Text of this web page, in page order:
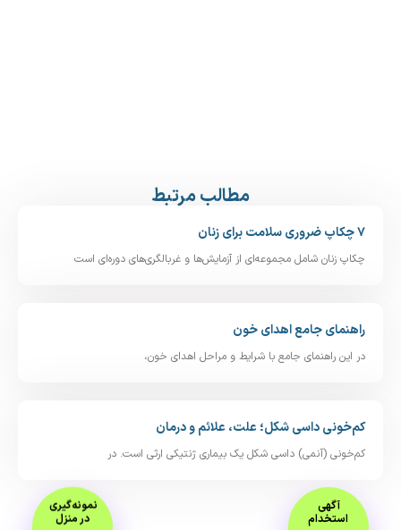
مطالب مرتبط
۷ چکاپ ضروری سلامت برای زنان
چکاپ زنان شامل مجموعه‌ای از آزمایش‌ها و غربالگری‌های دوره‌ای است
راهنمای جامع اهدای خون
در این راهنمای جامع با شرایط و مراحل اهدای خون،
کم‌خونی داسی‌ شکل؛ علت، علائم و درمان
کم‌خونی (آنمی) داسی‌ شکل یک بیماری ژنتیکی ارثی است. در
نمونه‌گیری
در منزل
آگهی
استخدام